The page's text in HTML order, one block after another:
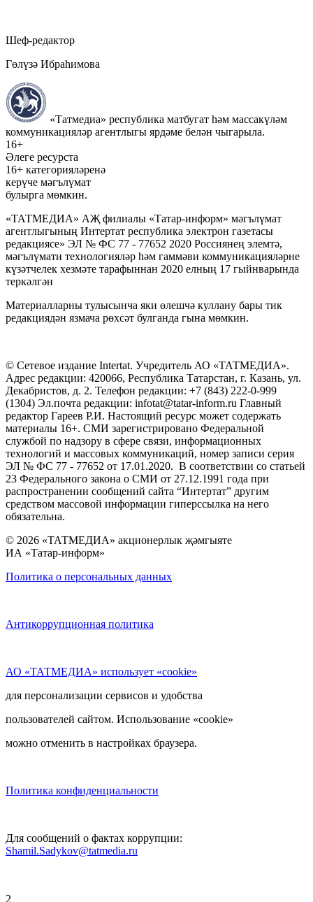
Шеф-редактор
Гөлүзә Ибраһимова
«Татмедиа» республика матбугат һәм массакүләм
коммуникацияләр агентлыгы ярдәме белән чыгарыла.
16+
Әлеге ресурста
16+ категорияләренә
керүче мәгълүмат
булырга мөмкин.
«ТАТМЕДИА» АҖ филиалы «Татар-информ» мәгълүмат
агентлыгының Интертат республика электрон газетасы
редакциясе» ЭЛ № ФС 77 - 77652 2020 Россиянең элемтә,
мәгълүмати технологияләр һәм гаммәви коммуникацияләрне
күзәтчелек хезмәте тарафыннан 2020 елның 17 гыйнварында
теркәлгән
Материалларны тулысынча яки өлешчә куллану бары тик
редакциядән язмача рөхсәт булганда гына мөмкин.
© Сетевое издание Intertat. Учредитель АО «ТАТМЕДИА».
Адрес редакции: 420066, Республика Татарстан, г. Казань, ул.
Декабристов, д. 2. Телефон редакции: +7 (843) 222-0-999
(1304) Эл.почта редакции: infotat@tatar-inform.ru Главный
редактор Гареев Р.И. Настоящий ресурс может содержать
материалы 16+. СМИ зарегистрировано Федеральной
службой по надзору в сфере связи, информационных
технологий и массовых коммуникаций, номер записи серия
ЭЛ № ФС 77 - 77652 от 17.01.2020. В соответствии со статьей
23 Федерального закона о СМИ от 27.12.1991 года при
распространении сообщений сайта “Интертат” другим
средством массовой информации гиперссылка на него
обязательна.
© 2026 «ТАТМЕДИА» акционерлык җәмгыяте
ИА «Татар-информ»
Политика о персональных данных
Антикоррупционная политика
АО «ТАТМЕДИА» использует «cookie»
для персонализации сервисов и удобства
пользователей сайтом. Использование «cookie»
можно отменить в настройках браузера.
Политика конфиденциальности
Для сообщений о фактах коррупции:
Shamil.Sadykov@tatmedia.ru
2